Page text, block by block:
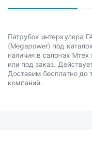
Патрубок интеркулера
(Megapower) под
наличия в салонах
или под заказ.
Доставим бесплатно до
компаний.